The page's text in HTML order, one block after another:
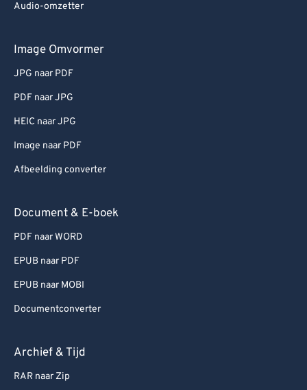
Audio-omzetter
Image Omvormer
JPG naar PDF
PDF naar JPG
HEIC naar JPG
Image naar PDF
Afbeelding converter
Document & E-boek
PDF naar WORD
EPUB naar PDF
EPUB naar MOBI
Documentconverter
Archief & Tijd
RAR naar Zip